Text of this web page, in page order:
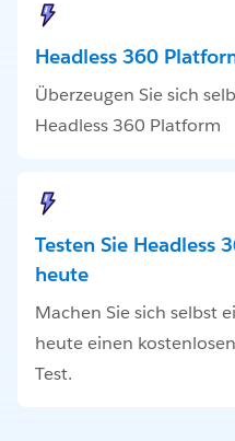
Headless 360
Überzeugen Sie sich
Headless 360 Platform
Testen Sie Headless
heute
Machen Sie sich selbst
heute einen
Test.